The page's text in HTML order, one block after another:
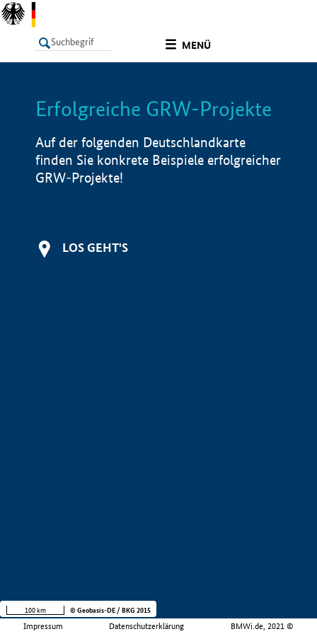
MENÜ
LISTE Info
Erfolgreiche GRW-Projekte
Auf der folgenden Deutschlandkarte
finden Sie konkrete Beispiele erfolgreicher
GRW-Projekte!
LOS GEHT'S
Impressum Datenschutzerklärung BMWi.de, 2021 ©
100 km © Geobasis-DE / BKG 2015